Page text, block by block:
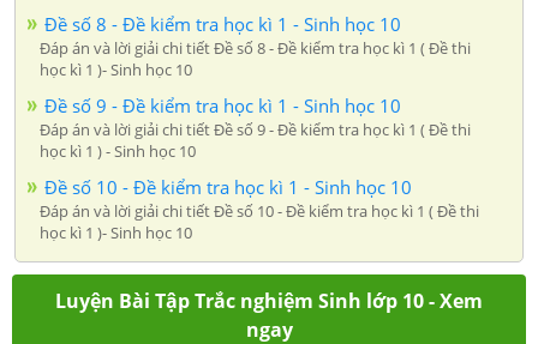
Đề số 8 - Đề kiểm tra học kì 1 - Sinh học 10
Đáp án và lời giải chi tiết Đề số 8 - Đề kiểm tra học kì 1 ( Đề thi
học kì 1 )- Sinh học 10
Đề số 9 - Đề kiểm tra học kì 1 - Sinh học 10
Đáp án và lời giải chi tiết Đề số 9 - Đề kiểm tra học kì 1 ( Đề thi
học kì 1 ) - Sinh học 10
Đề số 10 - Đề kiểm tra học kì 1 - Sinh học 10
Đáp án và lời giải chi tiết Đề số 10 - Đề kiểm tra học kì 1 ( Đề thi
học kì 1 )- Sinh học 10
Luyện Bài Tập Trắc nghiệm Sinh lớp 10 - Xem
ngay